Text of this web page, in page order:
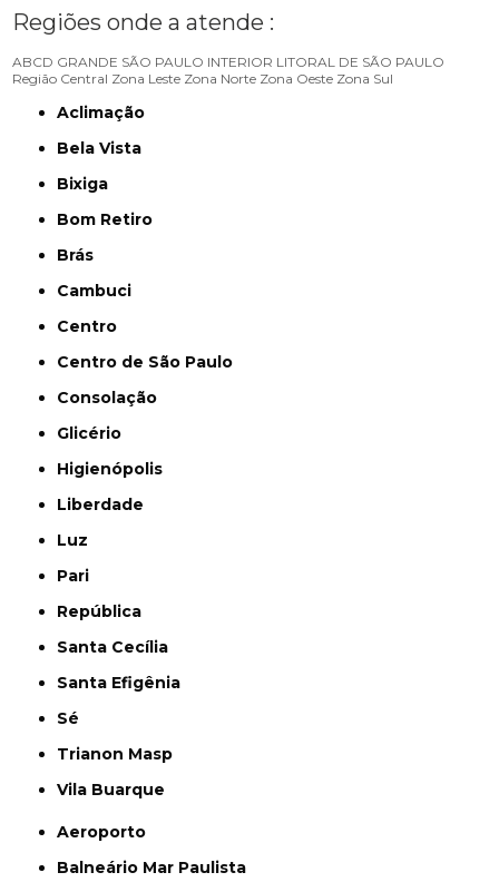
Regiões onde a atende :
ABCD GRANDE SÃO PAULO INTERIOR LITORAL DE SÃO PAULO
Região Central Zona Leste Zona Norte Zona Oeste Zona Sul
Aclimação
Bela Vista
Bixiga
Bom Retiro
Brás
Cambuci
Centro
Centro de São Paulo
Consolação
Glicério
Higienópolis
Liberdade
Luz
Pari
República
Santa Cecília
Santa Efigênia
Sé
Trianon Masp
Vila Buarque
Aeroporto
Balneário Mar Paulista